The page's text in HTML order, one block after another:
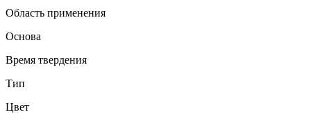
Область применения
Основа
Время твердения
Тип
Цвет